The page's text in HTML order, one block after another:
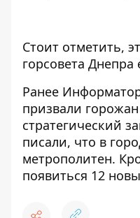
Стоит отметить,
горсовета
Ранее
призвали горожан
стратегический
писали, что в
метрополитен.
появиться 12